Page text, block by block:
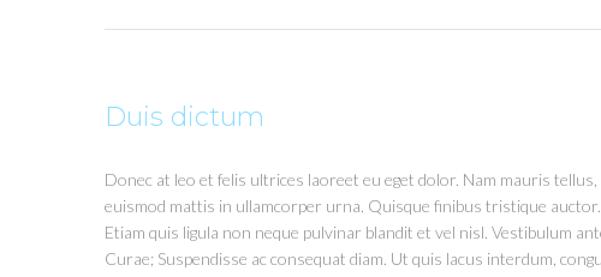
Duis dictum
Donec at leo et felis ultrices laoreet eu eget dolor. Nam mauris
euismod mattis in ullamcorper urna. Quisque finibus tristique
Etiam quis ligula non neque pulvinar blandit et vel nisl. Vestibulum
Curae; Suspendisse ac consequat diam. Ut quis lacus interdum,